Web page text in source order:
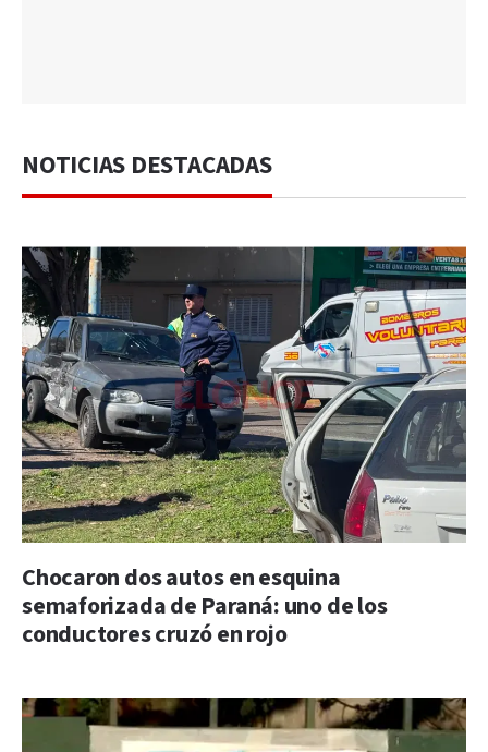
NOTICIAS DESTACADAS
Chocaron dos autos en esquina
semaforizada de Paraná: uno de los
conductores cruzó en rojo